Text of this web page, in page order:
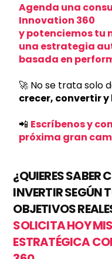
Agenda una
Innovation 360
y potenciemos tu
una estrategia
basada en
🚀 No se trata solo
crecer, convertir
📲 Escríbenosy
próxima gran
¿QUIERES SABER
INVERTIR SEGÚN
OBJETIVOS
SOLICITA HOY
ESTRATÉGICA